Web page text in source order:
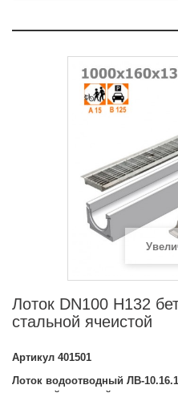
Лоток DN100 H132
стальной ячеистой
Артикул 401501
Лоток водоотводный ЛВ-